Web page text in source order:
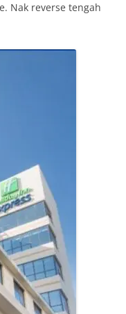
Nak reverse tengah